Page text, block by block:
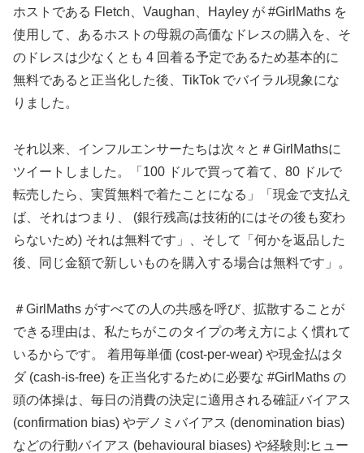
ホストである Fletch、Vaughan、Hayley が #GirlMaths を
使用して、あるホストの母親の高価なドレスの購入を、そ
のドレスは少なくとも 4 回着る予定であるため基本的に
無料であると正当化した後、TikTok でバイラル現象にな
りました。
それ以来、インフルエンサーたちは次々と＃GirlMathsに
ツイートしました。「100 ドルで買って着て、80 ドルで
転売したら、実質無料で着たことになる」「現金で支払え
ば、それはつまり、 (銀行残高は技術的にはその後も変わ
らないため) それは無料です」、そして「何かを返品した
後、同じ金額で新しいものを購入する場合は無料です」。
＃GirlMaths がすべての人の共感を呼び、拡散することが
できる理由は、私たちがこのタイプの考え方によく慣れて
いるからです。 着用毎単価 (cost-per-wear) や現金払はタ
ダ (cash-is-free) を正当化するために必要な #GirlMaths の
頭の体操は、毎日の消費の決定に適用される確証バイアス
(confirmation bias) やデノミバイアス (denomination bias)
などの行動バイアス (behavioural biases) や経験則:ヒュー